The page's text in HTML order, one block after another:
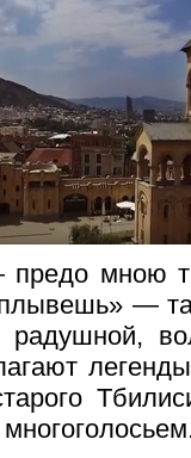
предо мною
—